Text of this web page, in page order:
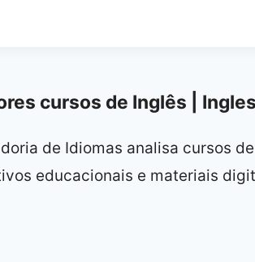
cursos de Inglês |
de Idiomas analisa cursos
educacionais e materiais